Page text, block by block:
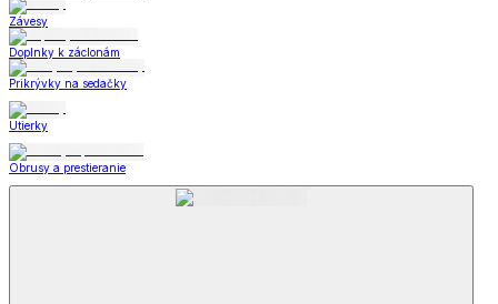
Závesy
Doplnky k záclonám
Prikrývky na sedačky
Utierky
Obrusy a prestieranie